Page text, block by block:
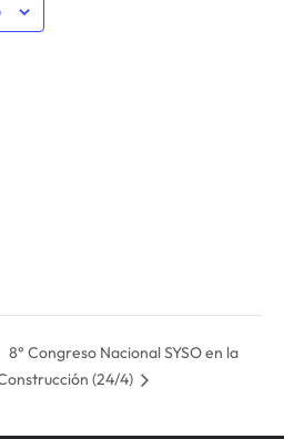
8° Congreso Nacional SYSO en la
(24/4)